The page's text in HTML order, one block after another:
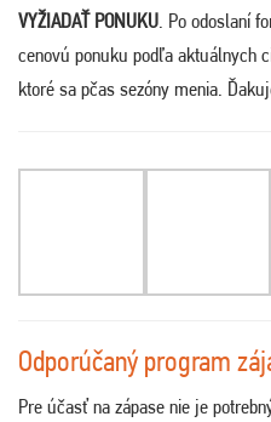
VYŽIADAŤ PONUKU. Po odoslaní
cenovú ponuku podľa aktuálnych
ktoré sa pčas sezóny menia.
Odporúčaný program
Pre účasť na zápase nie je